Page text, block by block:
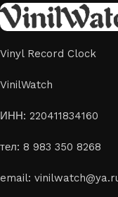
аксессуар идеально
офиса или даже для
творческого
Картины на
Лазерная гравировка
или украсить свой дом
украсить
Vinyl Record Clock
VinilWatch
ИНН: 220411834160
тел: 8 983 350 8268
email: